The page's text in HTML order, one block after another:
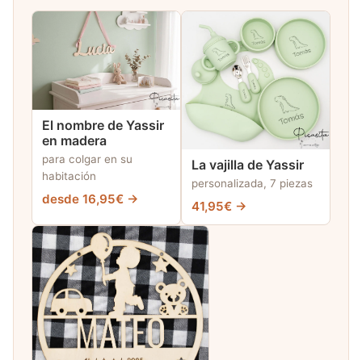
El nombre de Yassir
en madera
para colgar en su
habitación
desde 16,95€ →
La vajilla de Yassir
personalizada, 7 piezas
41,95€ →